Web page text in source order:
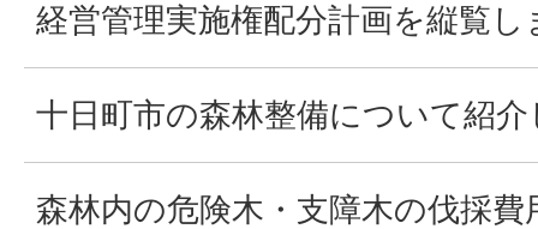
経営管理実施権配分計画を縦覧し
十日町市の森林整備について紹
森林内の危険木・支障木の伐採費